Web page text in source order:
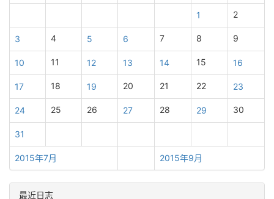
2015年7月 2015年9月
1 2
3 4 5 6 7 8 9
10 11 12 13 14 15 16
17 18 19 20 21 22 23
24 25 26 27 28 29 30
31
最近日志